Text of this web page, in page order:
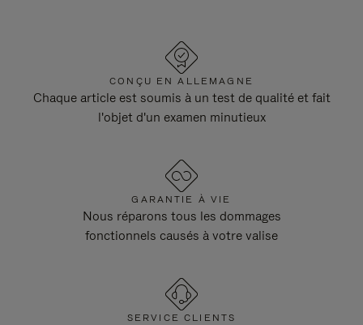
CONÇU EN ALLEMAGNE
Chaque article est soumis à un test de qualité et fait
l'objet d'un examen minutieux
GARANTIE À VIE
Nous réparons tous les dommages
fonctionnels causés à votre valise
SERVICE CLIENTS